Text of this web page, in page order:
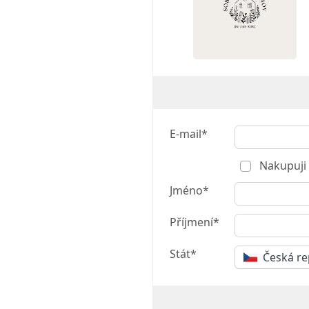
E-mail*
Jméno*
Příjmení*
Stát* Česká